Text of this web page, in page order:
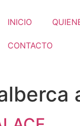
INICIO
CONTACTO